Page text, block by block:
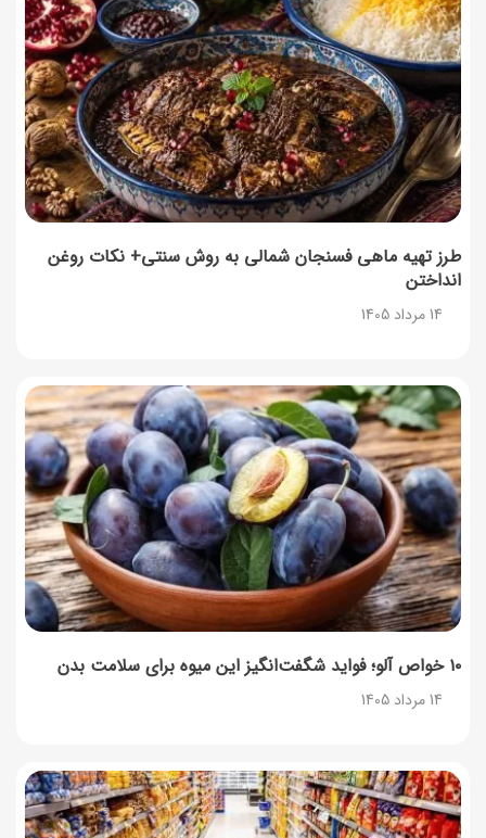
طرز تهیه ماهی فسنجان شمالی به روش سنتی+ نکات روغن
انداختن
14 مرداد 1405
۱۰ خواص آلو؛ فواید شگفت‌انگیز این میوه برای سلامت بدن
14 مرداد 1405